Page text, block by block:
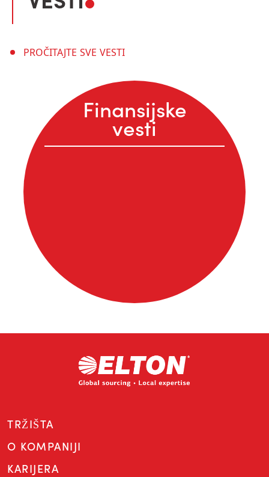
PROČITAJTE SVE VESTI
Finansijske
vesti
TRŽIŠTA
O KOMPANIJI
KARIJERA